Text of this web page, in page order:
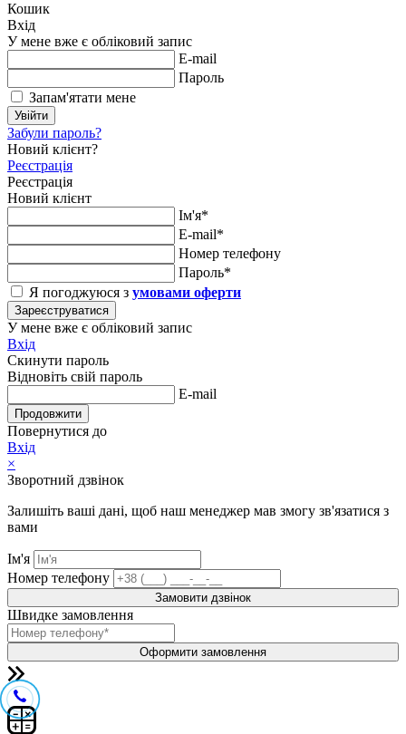
Кошик
Вхід
У мене вже є обліковий запис
E-mail
Пароль
Запам'ятати мене
Увійти
Забули пароль?
Новий клієнт?
Реєстрація
Реєстрація
Новий клієнт
Ім'я*
E-mail*
Номер телефону
Пароль*
Я погоджуюся з умовами оферти
Зареєструватися
У мене вже є обліковий запис
Вхід
Скинути пароль
Відновіть свій пароль
E-mail
Продовжити
Повернутися до
Вхід
×
Зворотний дзвінок
Залишіть ваші дані, щоб наш менеджер мав змогу зв'язатися з
вами
Ім'я
Номер телефону
Замовити дзвінок
Швидке замовлення
Оформити замовлення